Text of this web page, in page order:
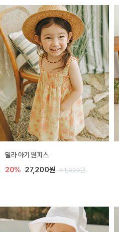
밀라 아기 원피스
20% 27,200원 34,000원